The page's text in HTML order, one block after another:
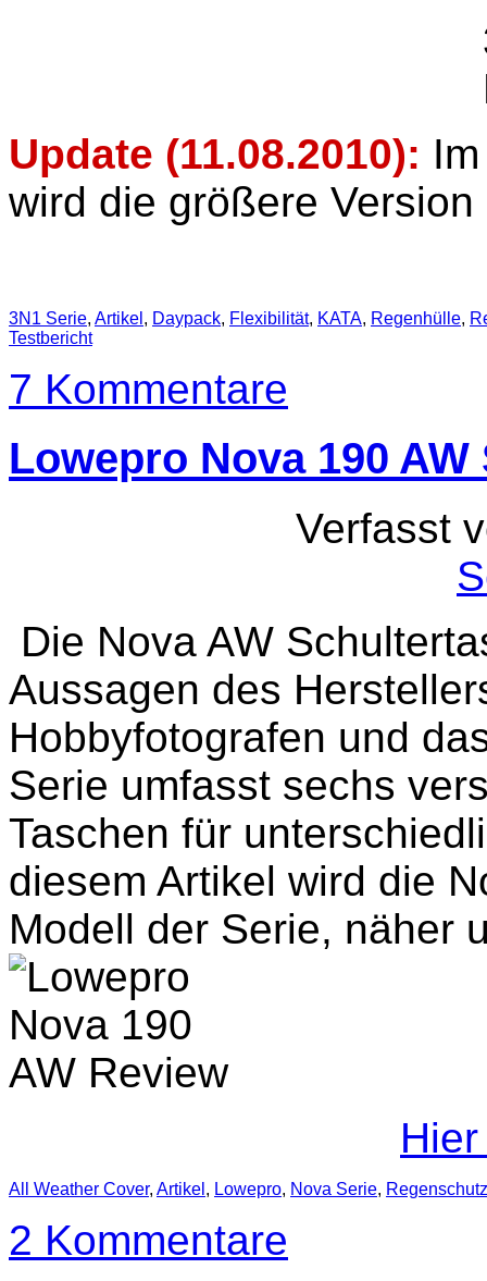
Update (11.08.2010):
wird die größere
3N1 Serie, Artikel , Daypack, Flexibilität, KATA, Regenhülle,
Testbericht
7 Kommentare
Lowepro Nova 190
Verfasst
Die Nova AW
Aussagen des
Hobbyfotografen und
Serie umfasst sechs
Taschen für
diesem Artikel wird die
Modell der Serie, näher
All Weather Cover, Artikel , Lowepro, Nova Serie, Regenschutz
2 Kommentare